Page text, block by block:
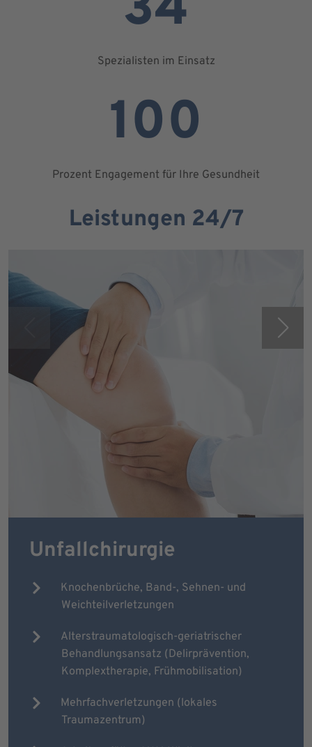
Spezialisten im Einsatz
100
Prozent Engagement für Ihre Gesundheit
Leistungen 24/7
Unfallchirurgie
Knochenbrüche, Band-, Sehnen- und
Weichteilverletzungen
Alterstraumatologisch-geriatrischer
Behandlungsansatz (Delirprävention,
Komplextherapie, Frühmobilisation)
Mehrfachverletzungen (lokales
Traumazentrum)